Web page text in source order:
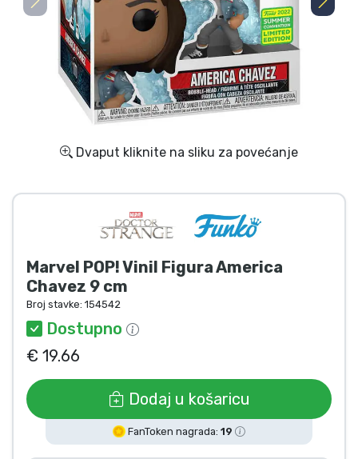
Dvaput kliknite na sliku za povećanje
Marvel POP! Vinil Figura America
Chavez 9 cm
Broj stavke: 154542
Dostupno
€ 19.66
Dodaj u košaricu
FanToken nagrada: 19
Dostava i plaćanje
TV serija proizvodi
Film proizvodi
Crtani proizvodi
Anime proizvodi
Gamer proizvodi
Sportski proizvodi
Glazbeni proizvodi
Vrste proizvoda
Marke